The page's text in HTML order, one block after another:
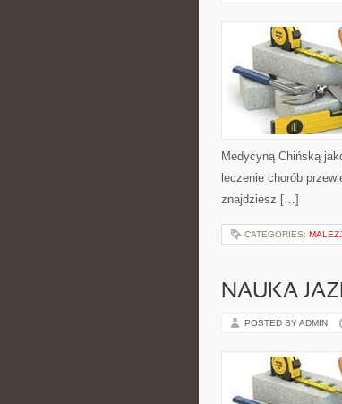
Medycyną Chińską
leczenie chorób
znajdziesz […]
CATEGORIES:
NAUKA
POSTED BY ADMIN